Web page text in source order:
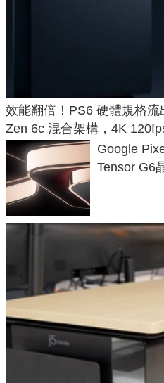
效能翻倍！PS6 硬體規格
Zen 6c 混合架構，4K
Google
Tensor G6